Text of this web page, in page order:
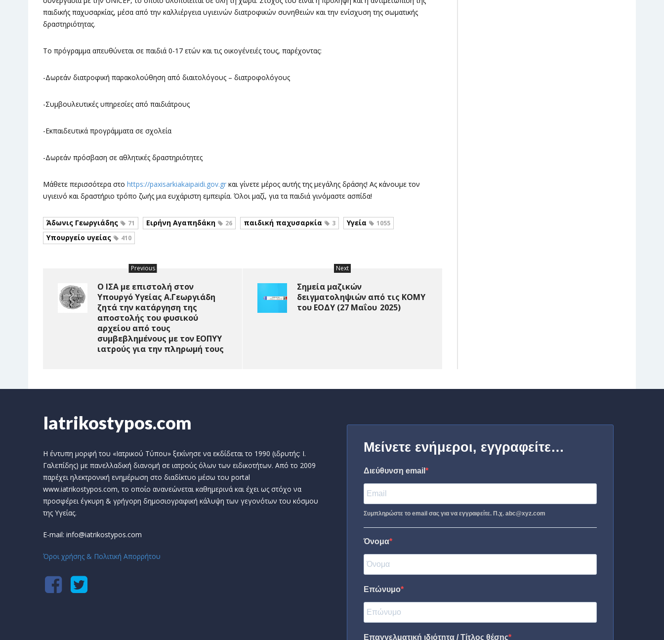
παιδικής παχυσαρκίας, μέσα από την καλλιέργεια υγιεινών διατροφικών συνηθειών και την ενίσχυση της σωματικής
δραστηριότητας.
Το πρόγραμμα απευθύνεται σε παιδιά 0-17 ετών και τις οικογένειές τους, παρέχοντας:
-Δωρεάν διατροφική παρακολούθηση από διαιτολόγους – διατροφολόγους
-Συμβουλευτικές υπηρεσίες από παιδιάτρους
-Εκπαιδευτικά προγράμματα σε σχολεία
-Δωρεάν πρόσβαση σε αθλητικές δραστηριότητες
Μάθετε περισσότερα στο https://paxisarkiakaipaidi.gov.gr και γίνετε μέρος αυτής της μεγάλης δράσης! Ας κάνουμε τον
υγιεινό και δραστήριο τρόπο ζωής μια ευχάριστη εμπειρία. Όλοι μαζί, για τα παιδιά γινόμαστε ασπίδα!
Άδωνις Γεωργιάδης 71 Ειρήνη Αγαπηδάκη 26 παιδική παχυσαρκία 3 Υγεία 1055
Υπουργείο υγείας 410
Previous
Ο ΙΣΑ με επιστολή στον
Υπουργό Υγείας Α.Γεωργιάδη
ζητά την κατάργηση της
αποστολής του φυσικού
αρχείου από τους
συμβεβλημένους με τον ΕΟΠΥΥ
ιατρούς για την πληρωμή τους
Next
Σημεία μαζικών
δειγματοληψιών από τις ΚΟΜΥ
του ΕΟΔΥ (27 Μαΐου 2025)
Iatrikostypos.com
Η έντυπη μορφή του «Ιατρικού Τύπου» ξεκίνησε να εκδίδεται το 1990 (ιδρυτής: Ι.
Γαλεπίδης) με πανελλαδική διανομή σε ιατρούς όλων των ειδικοτήτων. Από το 2009
παρέχει ηλεκτρονική ενημέρωση στο διαδίκτυο μέσω του portal
www.iatrikostypos.com, το οποίο ανανεώνεται καθημερινά και έχει ως στόχο να
προσφέρει έγκυρη & γρήγορη δημοσιογραφική κάλυψη των γεγονότων του κόσμου
της Υγείας.
E-mail: info@iatrikostypos.com
Όροι χρήσης & Πολιτική Απορρήτου
Μείνετε ενήμεροι, εγγραφείτε…
Διεύθυνση email
Συμπληρώστε το email σας για να εγγραφείτε. Π.χ. abc@xyz.com
Όνομα
Επώνυμο
Επαγγελματική ιδιότητα / Τίτλος θέσης